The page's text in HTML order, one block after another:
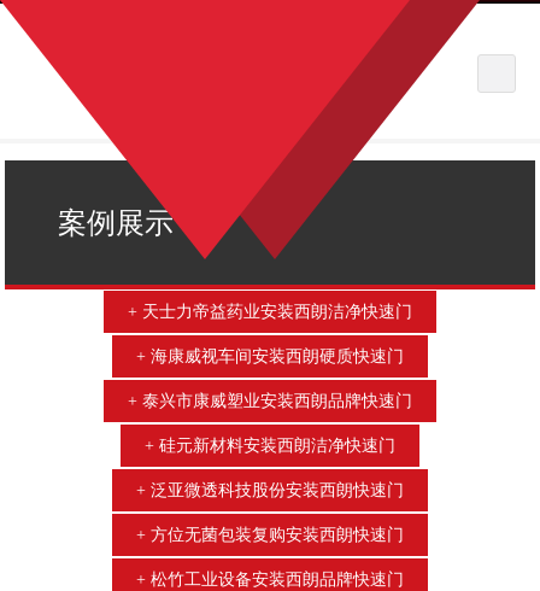
案例展示
天士力帝益药业安装西朗洁净快速门
海康威视车间安装西朗硬质快速门
泰兴市康威塑业安装西朗品牌快速门
硅元新材料安装西朗洁净快速门
泛亚微透科技股份安装西朗快速门
方位无菌包装复购安装西朗快速门
松竹工业设备安装西朗品牌快速门